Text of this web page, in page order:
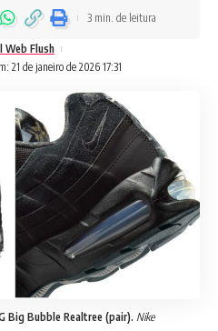
21 de janeiro de 2026 17:31
Web Flush
3 min. de leitura
Big Bubble Realtree (pair). Nike